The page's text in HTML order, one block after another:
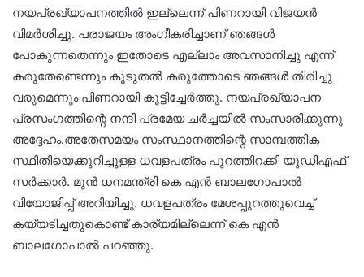
നയപ്രഖ്യാപനത്തിൽ ഇല്ലെന്ന് പിണറായി വിജയൻ
വിമർശിച്ചു. പരാജയം അംഗീകരിച്ചാണ് ഞങ്ങൾ
പോകുന്നതെന്നും ഇതോടെ എല്ലാം അവസാനിച്ചു എന്ന്
കരുതേണ്ടെന്നും കൂടുതൽ കരുത്തോടെ ഞങ്ങൾ തിരിച്ചു
വരുമെന്നും പിണറായി കൂട്ടിച്ചേർത്തു. നയപ്രഖ്യാപന
പ്രസംഗത്തിന്റെ നന്ദി പ്രമേയ ചർച്ചയിൽ സംസാരിക്കുന്നു
അദ്ദേഹം.അതേസമയം സംസ്ഥാനത്തിന്റെ സാമ്പത്തിക
സ്ഥിതിയെക്കുറിച്ചുള്ള ധവളപത്രം പുറത്തിറക്കി യുഡിഎഫ്
സര്‍ക്കാര്‍. മുന്‍ ധനമന്ത്രി കെ എന്‍ ബാലഗോപാല്‍
വിയോജിപ്പ് അറിയിച്ചു. ധവളപത്രം മേശപ്പുറത്തുവെച്ച്
കയ്യടിച്ചതുകൊണ്ട് കാര്യമില്ലെന്ന് കെ എന്‍
ബാലഗോപാല്‍ പറഞ്ഞു.